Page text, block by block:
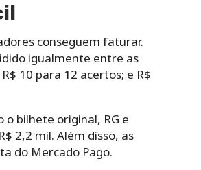
conseguem faturar.
igualmente entre as
10 para 12 acertos; e R$
o bilhete original, RG e
2,2 mil. Além disso, as
do Mercado Pago.